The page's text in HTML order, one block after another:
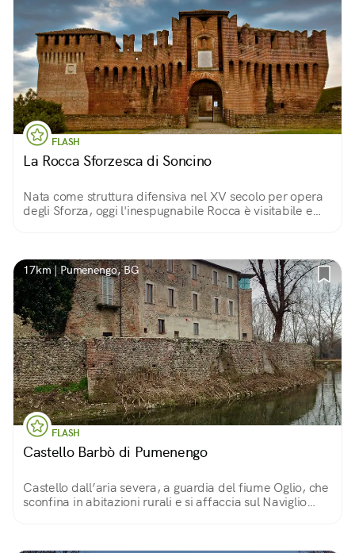
FLASH
La Rocca Sforzesca di Soncino
Nata come struttura difensiva nel XV secolo per opera
degli Sforza, oggi l'inespugnabile Rocca è visitabile e
17km | Pumenengo, BG
FLASH
Castello Barbò di Pumenengo
Castello dall’aria severa, a guardia del fiume Oglio, che
sconfina in abitazioni rurali e si affaccia sul Naviglio